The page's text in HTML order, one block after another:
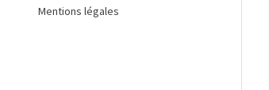
Mentions légales